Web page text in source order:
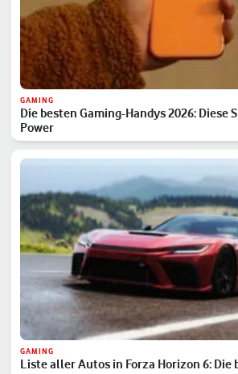
GAMING
Die besten Gaming-Handys 2026: Diese
Power
GAMING
Liste aller Autos in Forza Horizon 6: Die